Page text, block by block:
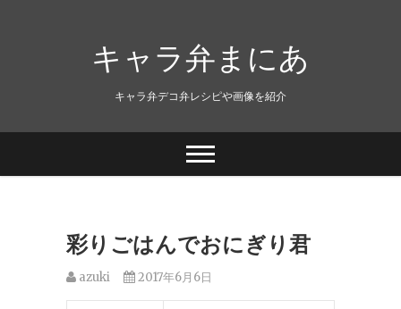
キャラ弁まにあ
キャラ弁デコ弁レシピや画像を紹介
彩りごはんでおにぎり君
azuki 2017年6月6日